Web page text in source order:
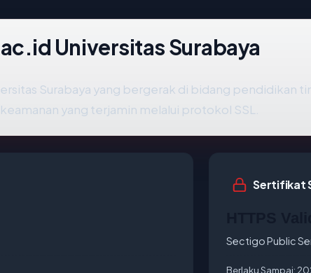
Universitas Surabaya
Surabaya yang bergerak di bidang pendidikan
yang terjamin melalui protokol SSL.
Sertifikat
Sectigo Public
Berlaku Sampai: